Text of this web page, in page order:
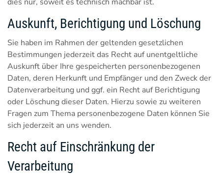
Auskunft, Berichtigung und Löschung
Sie haben im Rahmen der geltenden gesetzlichen
Bestimmungen jederzeit das Recht auf unentgeltliche
Auskunft über Ihre gespeicherten personenbezogenen
Daten, deren Herkunft und Empfänger und den Zweck der
Datenverarbeitung und ggf. ein Recht auf Berichtigung
oder Löschung dieser Daten. Hierzu sowie zu weiteren
Fragen zum Thema personenbezogene Daten können Sie
sich jederzeit an uns wenden.
Recht auf Einschränkung der
Verarbeitung